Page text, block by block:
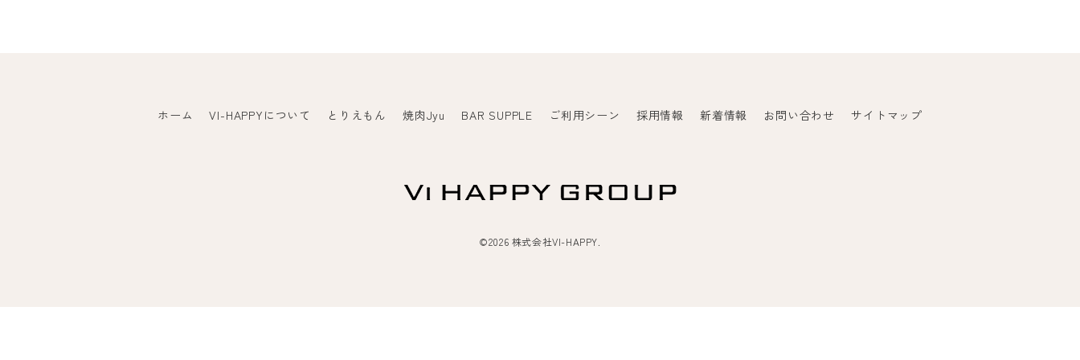
ホーム VI-HAPPYについて とりえもん 焼肉Jyu BAR SUPPLE ご利用シーン 採用情報 新着情報 お問い合わせ サイトマップ
©2026 株式会社VI-HAPPY.